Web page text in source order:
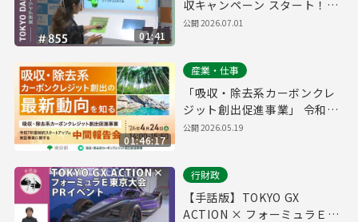
01:41
収キャンペーン スタート！
（令和8年7月1日 東京デイリ
公開2026.07.01
01:46:17
産業・仕事
「吸収・除去系カーボンクレ
ジット創出促進事業」 令和7
年度採択スタートアップの中
公開2026.05.19
行財政
【手話版】TOKYO GX
ACTION × フォーミュラＥ東